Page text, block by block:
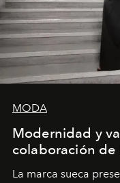
MODA
Modernidad y
colaboración de
La marca sueca